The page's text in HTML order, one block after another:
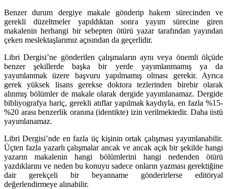
Benzer durum dergiye makale gönderip hakem sürecinden ve
gerekli düzeltmeler yapıldıktan sonra yayım sürecine giren
makalenin herhangi bir sebepten ötürü yazar tarafından yayından
çeken meslektaşlarımız açısından da geçerlidir.
Libri Dergisi’ne gönderilen çalışmaların aynı veya önemli ölçüde
benzer şekillerde başka bir yerde yayımlanmamış ya da
yayımlanmak üzere başvuru yapılmamış olması gerekir. Ayrıca
gerek yüksek lisans gerekse doktora tezlerinden birebir olarak
alınmış bölümler de makale olarak dergide yayımlanamaz. Dergide
bibliyografya hariç, gerekli atıflar yapılmak kaydıyla, en fazla %15-
%20 arası benzerlik oranına (identikte) izin verilmektedir. Daha üstü
yayımlanamaz.
Libri Dergisi’nde en fazla üç kişinin ortak çalışması yayımlanabilir.
Üçten fazla yazarlı çalışmalar ancak ve ancak açık bir şekilde hangi
yazarın makalenin hangi bölümlerini hangi nedenden ötürü
yazdıklarını ve neden bu konuyu sadece onların yazması gerektiğine
dair gerekçeli bir beyanname gönderirlerse editöryal
değerlendirmeye alınabilir.